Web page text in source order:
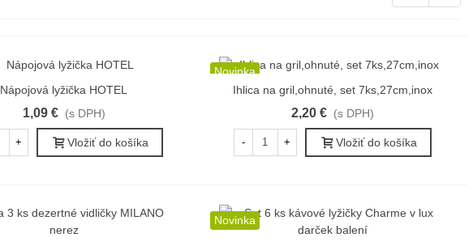
Rýchly náhľad
Nápojová lyžička HOTEL
1,09 € (s DPH)
+ Vložiť do košíka
Novinka
Rýchly náhľad
Ihlica na gril,ohnuté, set 7ks,27cm,inox
2,20 € (s DPH)
- + Vložiť do košíka
Novinka